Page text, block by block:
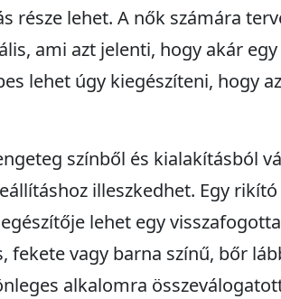
része lehet. A nők számára
ami azt jelenti, hogy akár
lehet úgy kiegészíteni, hogy
színből és kialakításból
illeszkedhet. Egy
lehet egy
vagy barna színű, bőr
alkalomra